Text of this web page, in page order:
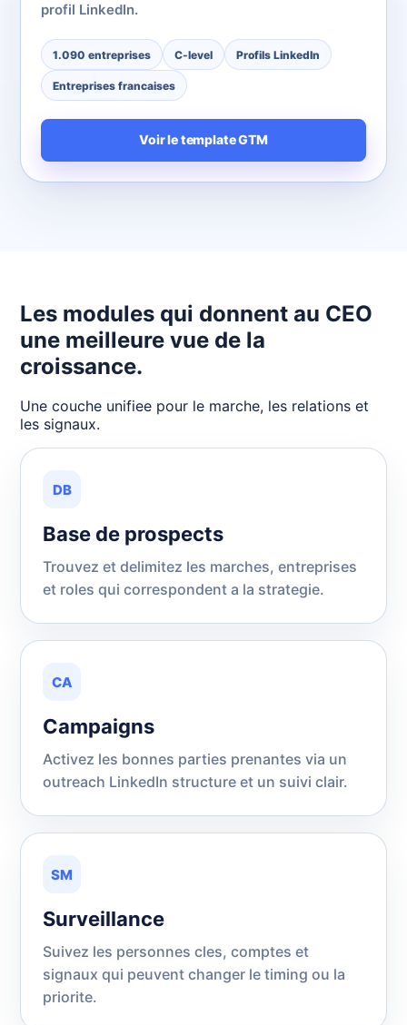
profil LinkedIn.
1.090 entreprises C-level Profils LinkedIn
Entreprises francaises
Voir le template GTM
Les modules qui donnent au CEO
une meilleure vue de la
croissance.
Une couche unifiee pour le marche, les relations et
les signaux.
DB
Base de prospects
Trouvez et delimitez les marches, entreprises
et roles qui correspondent a la strategie.
CA
Campaigns
Activez les bonnes parties prenantes via un
outreach LinkedIn structure et un suivi clair.
SM
Surveillance
Suivez les personnes cles, comptes et
signaux qui peuvent changer le timing ou la
priorite.